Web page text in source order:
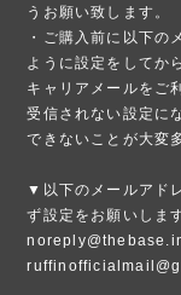
うお願い致します。
・ご購入前に以下の
ように設定をしてか
キャリアメールをご
受信されない設定に
できないことが大変
▼以下のメールアド
ず設定をお願いしま